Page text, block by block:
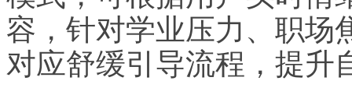
容，针对学业压力、职场
对应舒缓引导流程，提升